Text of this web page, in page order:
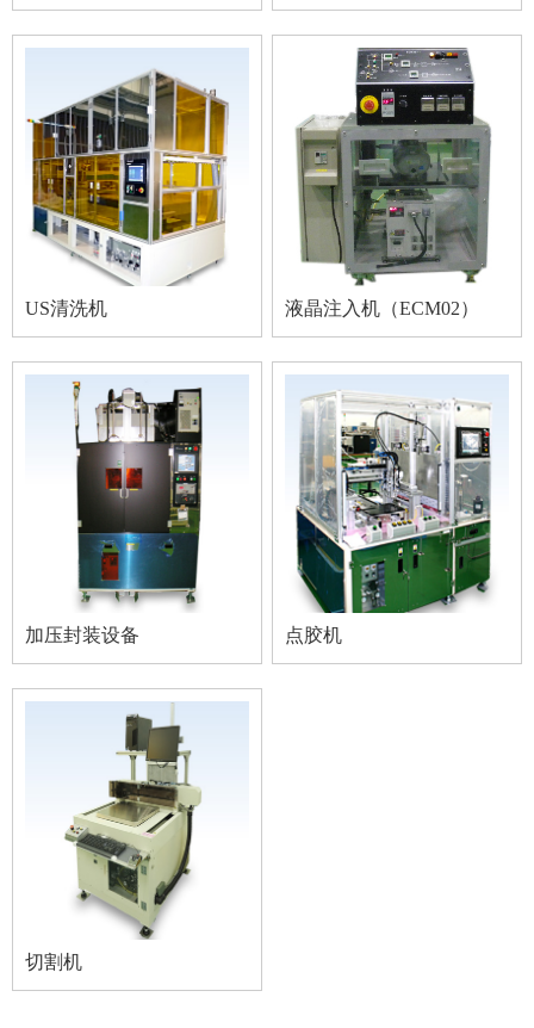
US清洗机 液晶注入机（ECM02）
加压封装设备 点胶机
切割机